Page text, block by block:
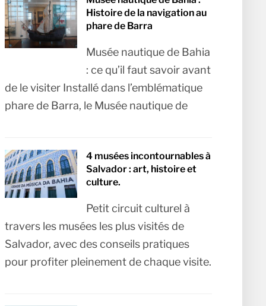
Histoire de la navigation au
phare de Barra
Musée nautique de Bahia
: ce qu’il faut savoir avant
de le visiter Installé dans l’emblématique
phare de Barra, le Musée nautique de
4 musées incontournables à
Salvador : art, histoire et
culture.
Petit circuit culturel à
travers les musées les plus visités de
Salvador, avec des conseils pratiques
pour profiter pleinement de chaque visite.